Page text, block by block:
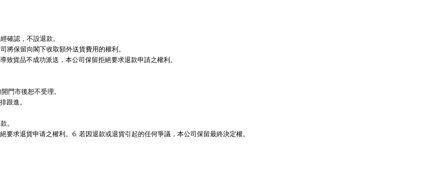
確認，不設退款。
將保留向閣下收取額外送貨費用的權利。
貨品不成功派送，本公司保留拒絕要求退款申請之權利。
門市後恕不受理。
跟進。
。
求退貨申请之權利。6. 若因退款或退貨引起的任何爭議，本公司保留最終決定權。